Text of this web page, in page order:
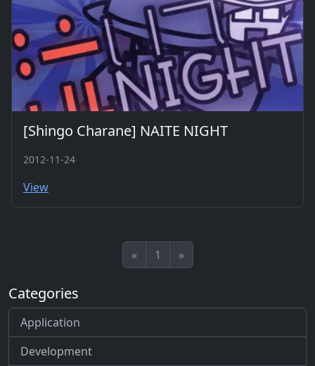
[Shingo Charane] NAITE NIGHT
2012-11-24
View
« 1 »
Categories
Application
Development